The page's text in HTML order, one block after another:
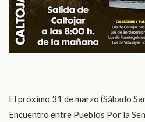
El próximo 31 de marzo (Sábado
Encuentro entre Pueblos Por la